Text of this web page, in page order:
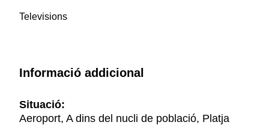
Televisions
Informació addicional
Situació:
Aeroport, A dins del nucli de població, Platja